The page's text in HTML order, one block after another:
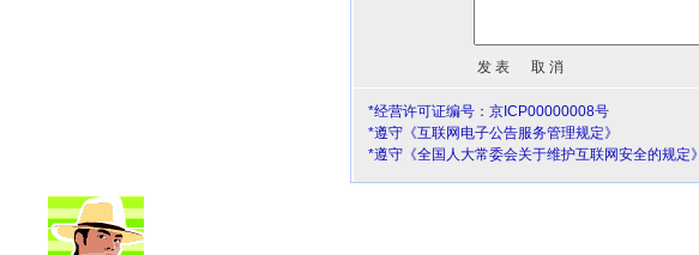
*经营许可证编号：京ICP00000008号
*遵守《互联网电子公告服务管理规定》
*遵守《全国人大常委会关于维护互联网安全的规定》